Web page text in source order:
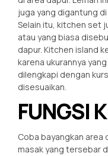
juga yang digantung
Selain itu, kitchen set
atau yang biasa
dapur. Kitchen island
karena ukurannya
dilengkapi dengan
disesuaikan.
FUNGSI
Coba bayangkan
masak yang tersebar